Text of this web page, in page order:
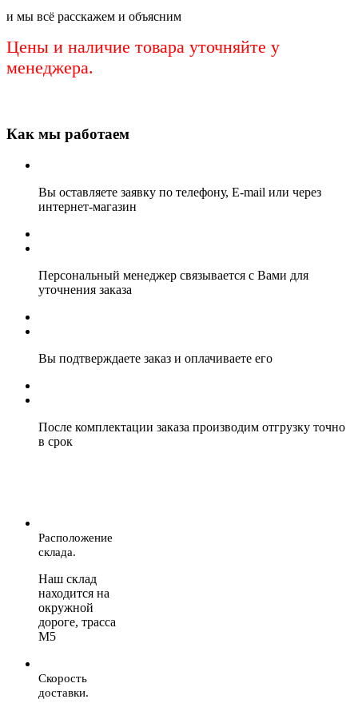
и мы всё расскажем и объясним
Цены и наличие товара уточняйте у
менеджера.
Как мы работаем
Вы оставляете заявку по телефону, E-mail или через
интернет-магазин
Персональный менеджер связывается с Вами для
уточнения заказа
Вы подтверждаете заказ и оплачиваете его
После комплектации заказа производим отгрузку точно
в срок
Расположение
склада.
Наш склад
находится на
окружной
дороге, трасса
М5
Скорость
доставки.